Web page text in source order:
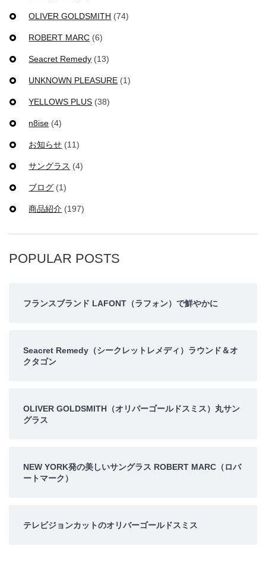
OLIVER GOLDSMITH (74)
ROBERT MARC (6)
Seacret Remedy (13)
UNKNOWN PLEASURE (1)
YELLOWS PLUS (38)
n8ise (4)
お知らせ (11)
サングラス (4)
ブログ (1)
商品紹介 (197)
POPULAR POSTS
フランスブランド LAFONT（ラフォン）で鮮やかに
Seacret Remedy（シークレットレメディ）ラウンド＆オ
クタゴン
OLIVER GOLDSMITH（オリバーゴールドスミス）丸サン
グラス
NEW YORK発の美しいサングラス ROBERT MARC（ロバ
ートマーク）
テレビジョンカットのオリバーゴールドスミス